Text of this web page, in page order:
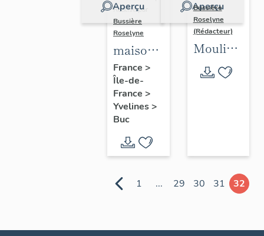
Aperçu
Réalisé par
Bussière
Roselyne
maison
dite le
Parc
France >
Île-de-
France >
Yvelines>
Buc
Aperçu
Bussière
Roselyne
(Rédacteur)
Moulins
(vestiges)
1 ... 29 30 31 32